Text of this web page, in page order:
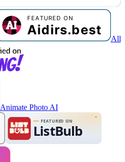
All
Animate Photo AI